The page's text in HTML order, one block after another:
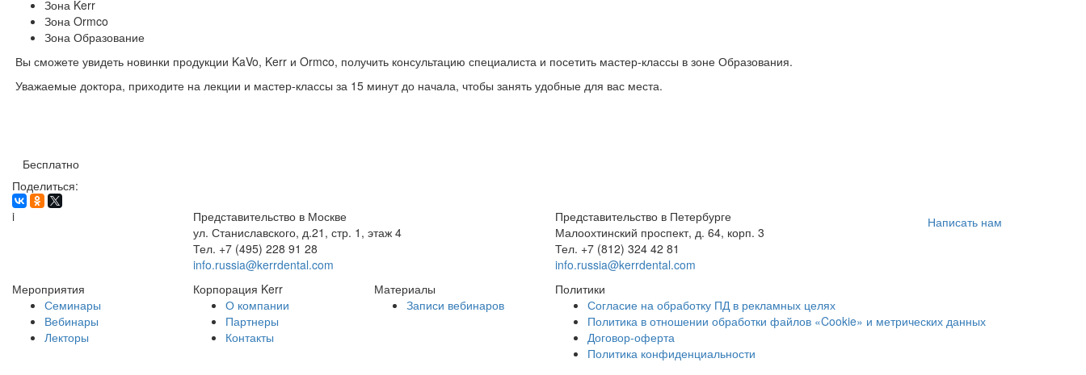
Зона Kerr
Зона Ormco
Зона Образование
Вы сможете увидеть новинки продукции KaVo, Kerr и Ormco, получить консультацию специалиста и посетить мастер-классы в зоне Образования.
Уважаемые доктора, приходите на лекции и мастер-классы за 15 минут до начала, чтобы занять удобные для вас места.
Бесплатно
Поделиться:
i
Представительство в Москве
ул. Станиславского, д.21, стр. 1, этаж 4
Тел. +7 (495) 228 91 28
info.russia@kerrdental.com
Представительство в Петербурге
Малоохтинский проспект, д. 64, корп. 3
Тел. +7 (812) 324 42 81
info.russia@kerrdental.com
Написать нам
Мероприятия
Семинары
Вебинары
Лекторы
Корпорация Kerr
О компании
Партнеры
Контакты
Материалы
Записи вебинаров
Политики
Согласие на обработку ПД в рекламных целях
Политика в отношении обработки файлов «Cookie» и метрических данных
Договор-оферта
Политика конфиденциальности